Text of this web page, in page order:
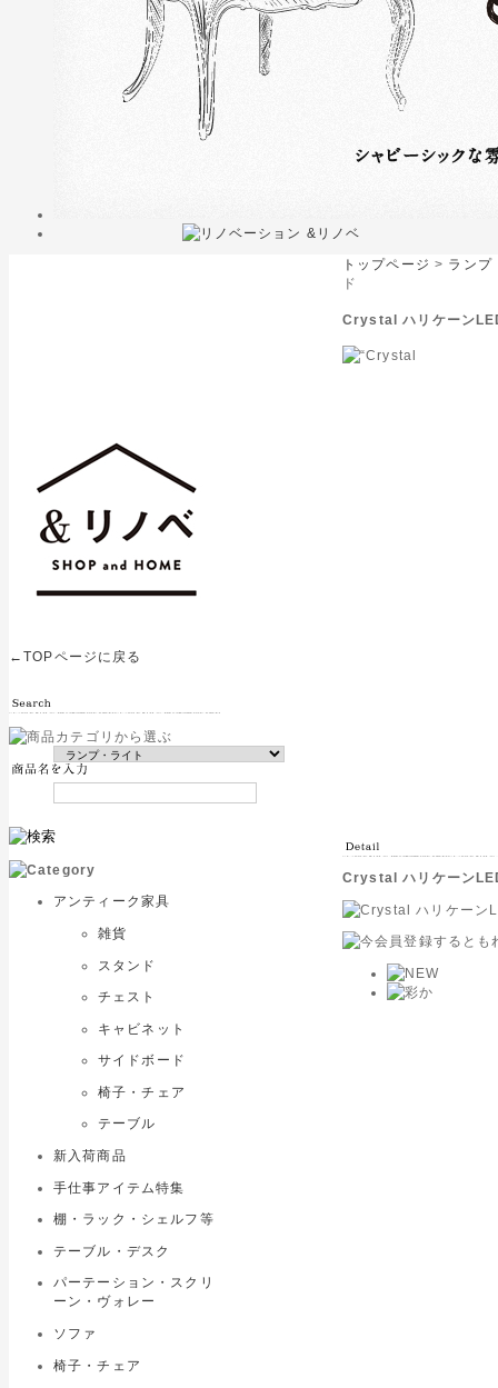
←TOPページに戻る
アンティーク家具
雑貨
スタンド
チェスト
キャビネット
サイドボード
椅子・チェア
テーブル
新入荷商品
手仕事アイテム特集
棚・ラック・シェルフ等
テーブル・デスク
パーテーション・スクリ
ーン・ヴォレー
ソファ
椅子・チェア
トップページ > ランプ
ド
Crystal ハリケーン
Crystal ハリケーン